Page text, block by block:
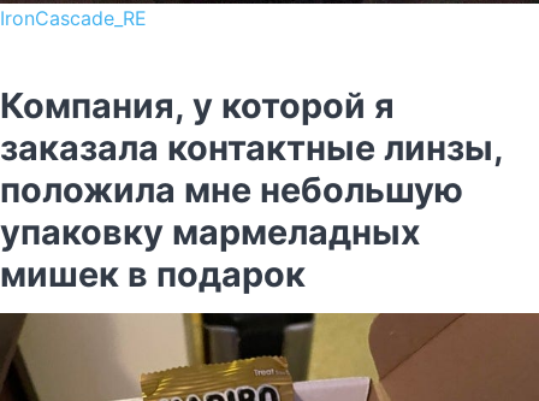
IronCascade_RE
Компания, у которой я
заказала контактные линзы,
положила мне небольшую
упаковку мармеладных
мишек в подарок